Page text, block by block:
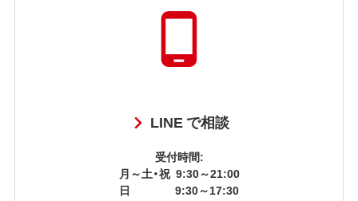
LINE で相談
受付時間:
月～土・祝 9:30～21:00
日
9:30～17:30